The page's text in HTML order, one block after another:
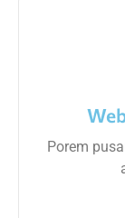
Porem